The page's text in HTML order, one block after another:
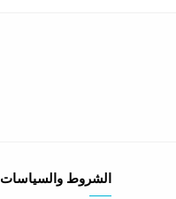
الشروط والسياسات